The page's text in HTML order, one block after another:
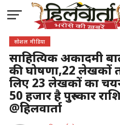
सोशल मीडिया
साहित्यिक अकादमी
की घोषणा,22 लेखकों
लिए 23 लेखकों का
50 हजार है पुरुस्कार
@हिलवार्ता